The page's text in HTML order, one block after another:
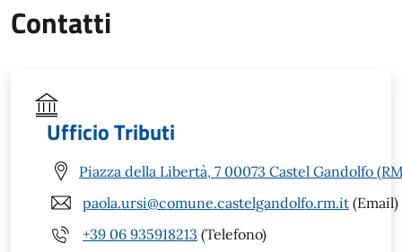
Contatti
Ufficio Tributi
Piazza della Libertà, 7 00073 Castel Gandolfo
paola.ursi@comune.castelgandolfo.rm.it (Email)
+39 06 935918213 (Telefono)